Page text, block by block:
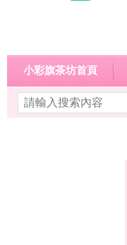
小彩旗茶坊首頁